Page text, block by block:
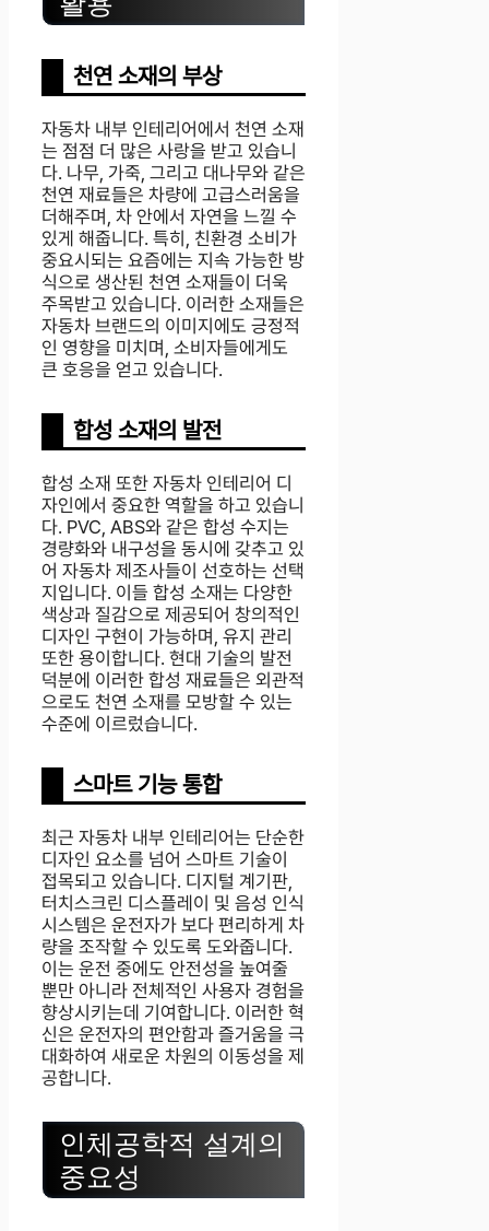
천연 소재의 부상
자동차 내부 인테리어에서 천연 소재
는 점점 더 많은 사랑을 받고 있습니
다. 나무, 가죽, 그리고 대나무와 같은
천연 재료들은 차량에 고급스러움을
더해주며, 차 안에서 자연을 느낄 수
있게 해줍니다. 특히, 친환경 소비가
중요시되는 요즘에는 지속 가능한 방
식으로 생산된 천연 소재들이 더욱
주목받고 있습니다. 이러한 소재들은
자동차 브랜드의 이미지에도 긍정적
인 영향을 미치며, 소비자들에게도
큰 호응을 얻고 있습니다.
합성 소재의 발전
합성 소재 또한 자동차 인테리어 디
자인에서 중요한 역할을 하고 있습니
다. PVC, ABS와 같은 합성 수지는
경량화와 내구성을 동시에 갖추고 있
어 자동차 제조사들이 선호하는 선택
지입니다. 이들 합성 소재는 다양한
색상과 질감으로 제공되어 창의적인
디자인 구현이 가능하며, 유지 관리
또한 용이합니다. 현대 기술의 발전
덕분에 이러한 합성 재료들은 외관적
으로도 천연 소재를 모방할 수 있는
수준에 이르렀습니다.
스마트 기능 통합
최근 자동차 내부 인테리어는 단순한
디자인 요소를 넘어 스마트 기술이
접목되고 있습니다. 디지털 계기판,
터치스크린 디스플레이 및 음성 인식
시스템은 운전자가 보다 편리하게 차
량을 조작할 수 있도록 도와줍니다.
이는 운전 중에도 안전성을 높여줄
뿐만 아니라 전체적인 사용자 경험을
향상시키는데 기여합니다. 이러한 혁
신은 운전자의 편안함과 즐거움을 극
대화하여 새로운 차원의 이동성을 제
공합니다.
인체공학적 설계의
중요성